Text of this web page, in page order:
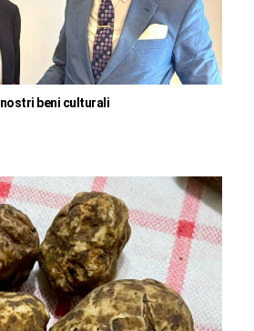
nostri beni culturali